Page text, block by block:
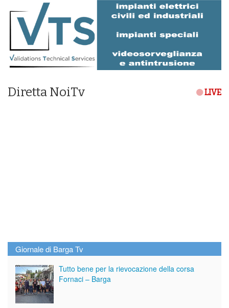
Diretta NoiTv LIVE
Giornale di Barga Tv
Tutto bene per la rievocazione della corsa
Fornaci – Barga